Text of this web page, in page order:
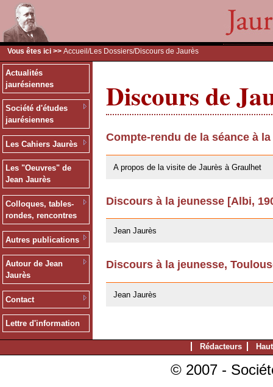
Vous êtes ici >> Accueil /Les Dossiers/Discours de Jaurès
Actualités
jaurésiennes
Société d'études
jaurésiennes
Les Cahiers Jaurès
Les "Oeuvres" de
Jean Jaurès
Colloques, tables-
rondes, rencontres
Autres publications
Autour de Jean
Jaurès
Contact
Lettre d'information
Discours de
Compte-rendu de la séance à
A propos de la visite de Jaurès à Graulhet
Discours à la jeunesse [Albi,
Jean Jaurès
Discours à la jeunesse,
Jean Jaurès
Rédacteurs
© 2007 -